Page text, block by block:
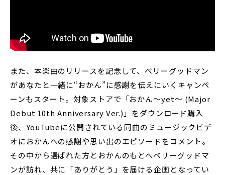
また、本楽曲のリリースを記念して、ベリーグッドマン
があなたと一緒に“おかん”に感謝を伝えにいくキャンペ
ーンもスタート。対象ストアで「おかん〜yet〜 (Major
Debut 10th Anniversary Ver.)」をダウンロード購入
後、YouTubeに公開されている同曲のミュージックビデ
オにおかんへの感謝や思い出のエピソードをコメント。
その中から選ばれた方とおかんのもとへベリーグッドマ
ンが訪れ、共に「ありがとう」を届ける企画となってい